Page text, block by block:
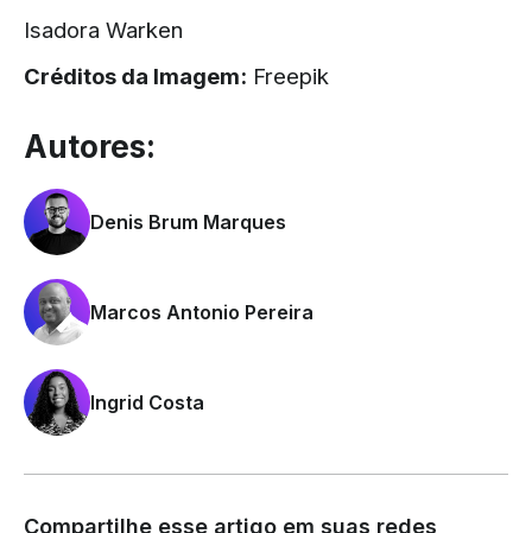
Isadora Warken
Créditos da Imagem: Freepik
Autores:
Denis Brum Marques
Marcos Antonio Pereira
Ingrid Costa
Compartilhe esse artigo em suas redes